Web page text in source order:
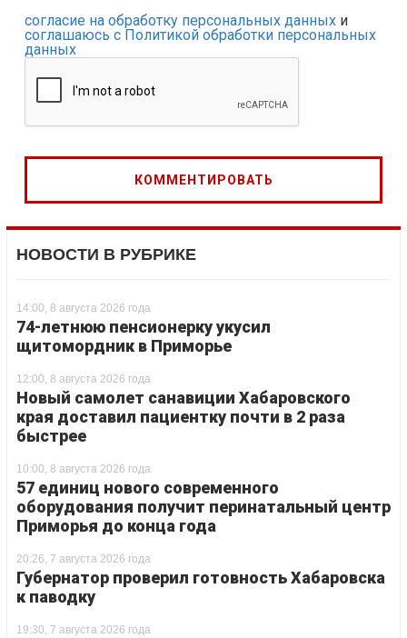
согласие на обработку персональных данных и
соглашаюсь с Политикой обработки персональных
данных
НОВОСТИ В РУБРИКЕ
14:00, 8 августа 2026 года
74-летнюю пенсионерку укусил
щитомордник в Приморье
12:00, 8 августа 2026 года
Новый самолет санавиции Хабаровского
края доставил пациентку почти в 2 раза
быстрее
10:00, 8 августа 2026 года
57 единиц нового современного
оборудования получит перинатальный центр
Приморья до конца года
20:26, 7 августа 2026 года
Губернатор проверил готовность Хабаровска
к паводку
19:30, 7 августа 2026 года